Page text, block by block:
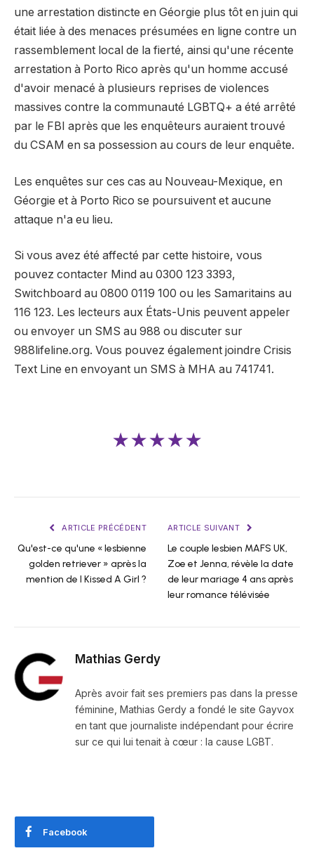
une arrestation distincte en Géorgie plus tôt en juin qui
était liée à des menaces présumées en ligne contre un
rassemblement local de la fierté, ainsi qu'une récente
arrestation à Porto Rico après qu'un homme accusé
d'avoir menacé à plusieurs reprises de violences
massives contre la communauté LGBTQ+ a été arrêté
par le FBI après que les enquêteurs auraient trouvé
du CSAM en sa possession au cours de leur enquête.
Les enquêtes sur ces cas au Nouveau-Mexique, en
Géorgie et à Porto Rico se poursuivent et aucune
attaque n'a eu lieu.
Si vous avez été affecté par cette histoire, vous
pouvez contacter Mind au 0300 123 3393,
Switchboard au 0800 0119 100 ou les Samaritains au
116 123. Les lecteurs aux États-Unis peuvent appeler
ou envoyer un SMS au 988 ou discuter sur
988lifeline.org. Vous pouvez également joindre Crisis
Text Line en envoyant un SMS à MHA au 741741.
★★★★★
ARTICLE PRÉCÉDENT
Qu'est-ce qu'une « lesbienne
golden retriever » après la
mention de I Kissed A Girl ?
ARTICLE SUIVANT
Le couple lesbien MAFS UK,
Zoe et Jenna, révèle la date
de leur mariage 4 ans après
leur romance télévisée
Mathias Gerdy
Après avoir fait ses premiers pas dans la presse
féminine, Mathias Gerdy a fondé le site Gayvox
en tant que journaliste indépendant pour écrire
sur ce qui lui tenait à cœur : la cause LGBT.
Facebook